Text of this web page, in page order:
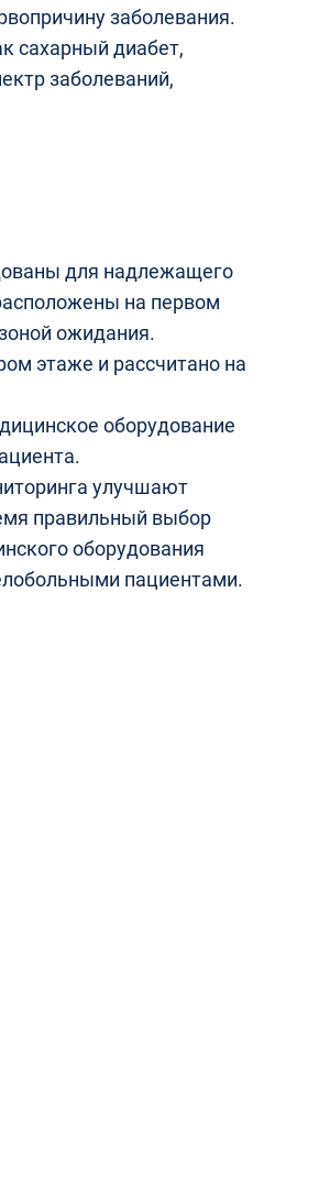
заболевания.
сахарный диабет,
заболеваний,
для надлежащего
на первом
ожидания.
этаже и рассчитано на
оборудование
улучшают
правильный выбор
оборудования
пациентами.